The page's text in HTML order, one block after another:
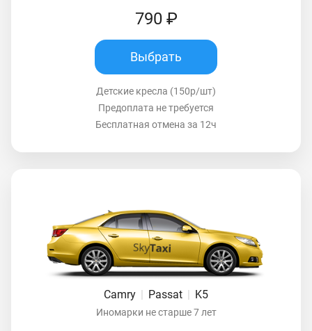
790 ₽
Выбрать
Детские кресла (150р/шт)
Предоплата не требуется
Бесплатная отмена за 12ч
Camry Passat K5
Иномарки не старше 7 лет